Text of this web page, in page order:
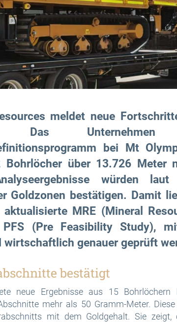
meldet neue
Das
bei Mt
über 13.726 Meter
würden
Goldzonen bestätigen. Damit
MRE (Mineral
(Pre Feasibility Study),
wirtschaftlich genauer geprüft
bestätigt
neue Ergebnisse aus 15
mehr als 50 Gramm-Meter.
mit dem Goldgehalt. Sie